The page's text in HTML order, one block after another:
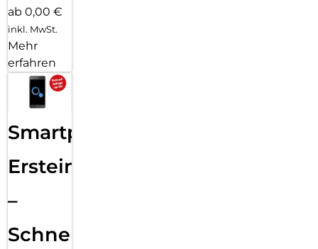
ab 0,00 €
inkl. MwSt.
Mehr
erfahren
Smartphone
Ersteinrichtung
–
Schnelle